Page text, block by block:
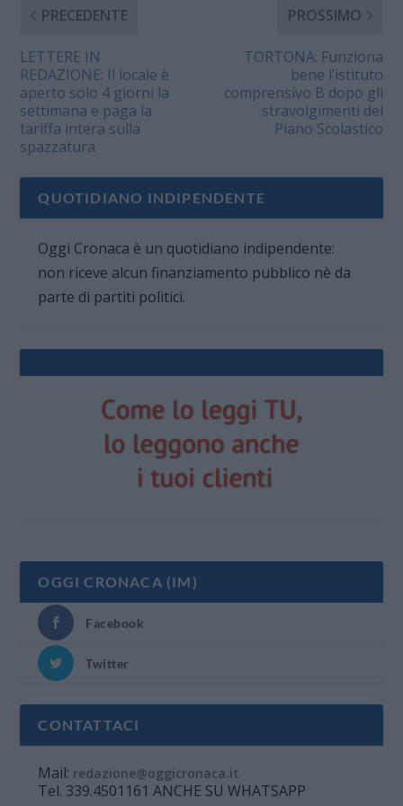
PRECEDENTE
LETTERE IN
REDAZIONE: Il locale è
aperto solo 4 giorni la
settimana e paga la
tariffa intera sulla
spazzatura
PROSSIMO
TORTONA: Funziona
bene l’istituto
comprensivo B dopo gli
stravolgimenti del
Piano Scolastico
QUOTIDIANO INDIPENDENTE
Oggi Cronaca è un quotidiano indipendente:
non riceve alcun finanziamento pubblico nè da
parte di partiti politici.
OGGI CRONACA (IM)
Facebook
Twitter
CONTATTACI
Mail: redazione@oggicronaca.it
Tel. 339.4501161 ANCHE SU WHATSAPP